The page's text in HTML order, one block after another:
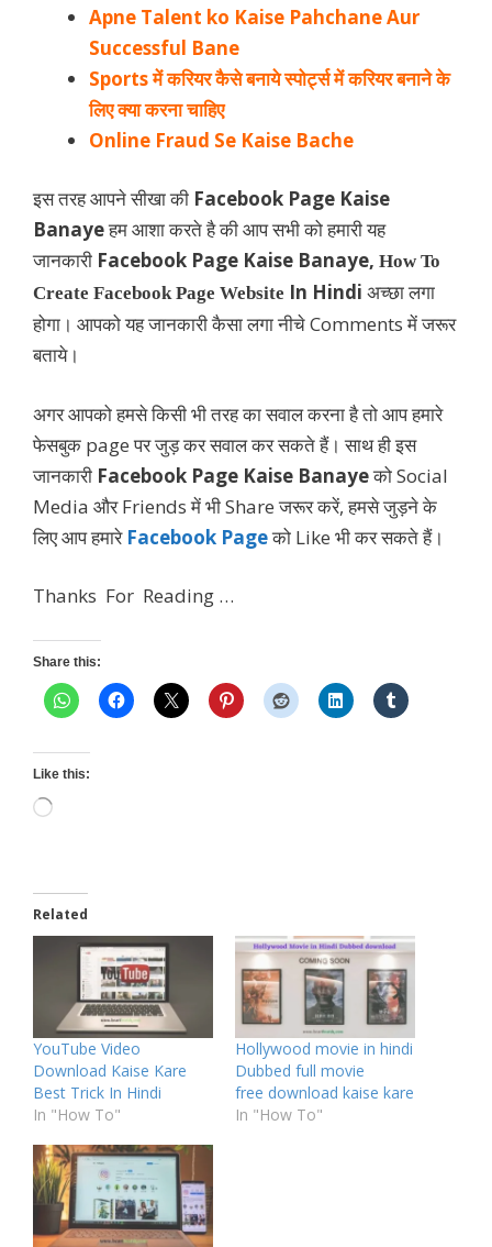
Apne Talent ko Kaise Pahchane Aur
Successful Bane
Sports में करियर कैसे बनाये स्पोर्ट्स में करियर बनाने के
लिए क्या करना चाहिए
Online Fraud Se Kaise Bache
इस तरह आपने सीखा की Facebook Page Kaise
Banayeहम आशा करते है की आप सभी को हमारी यह
जानकारी Facebook Page Kaise Banaye, How To
Create Facebook Page Website In Hindi अच्छा लगा
होगा। आपको यह जानकारी कैसा लगा नीचे Comments में जरूर
बताये।
अगर आपको हमसे किसी भी तरह का सवाल करना है तो आप हमारे
फेसबुक page पर जुड़ कर सवाल कर सकते हैं। साथ ही इस
जानकारी Facebook Page Kaise Banayeको Social
Media और Friends में भी Share जरूर करें, हमसे जुड़ने के
लिए आप हमारे Facebook Pageको Like भी कर सकते हैं।
Thanks For Reading …
Share this:
Like this:
Loading…
Related
YouTube Video
Download Kaise Kare
Best Trick In Hindi
In "How To"
Hollywood movie in hindi
Dubbed full movie
free download kaise kare
In "How To"